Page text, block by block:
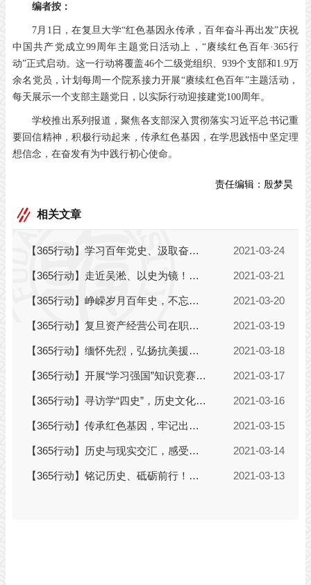
编者按：
7月1日，在复旦大学“红色基因永传承，百年奋斗再出发”庆祝
中国共产党成立99周年主题党日活动上，“赓续红色百年·365行
动”正式启动。这一行动将覆盖46个二级党组织、939个支部和1.9万
余名党员，计划每周一个院系接力开展“赓续红色百年”主题活动，
每天展示一个支部主题党日，以实际行动迎接建党100周年。
学校推出系列报道，聚焦各支部深入贯彻落实习近平总书记重
要回信精神，积极行动起来，传承红色基因，在学思践悟中坚定理
想信念，在奋发有为中践行初心使命。
责任编辑： 殷梦昊
相关文章